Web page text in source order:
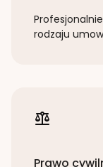
rodzaju
Prawo